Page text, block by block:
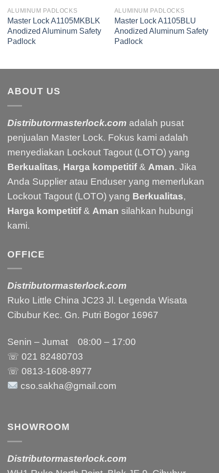
ALUMINUM PADLOCKS
Master Lock A1105MKBLK
Anodized Aluminum Safety
Padlock
ALUMINUM PADLOCKS
Master Lock A1105BLU
Anodized Aluminum Safety
Padlock
ABOUT US
Distributormasterlock.com adalah pusat
penjualan Master Lock. Fokus kami adalah
menyediakan Lockout Tagout (LOTO) yang
Berkualitas, Harga kompetitif& Aman. Jika
Anda Supplier atau Enduser yang memerlukan
Lockout Tagout (LOTO) yang Berkualitas,
Harga kompetitif& Aman silahkan hubungi
kami.
OFFICE
Distributormasterlock.com
Ruko Little China JC23 Jl. Legenda Wisata
Cibubur Kec. Gn. Putri Bogor 16967
Senin – Jumat 08:00 – 17:00
☏ 021 82480703
☏ 0813-1608-8977
cso.sakha@gmail.com
SHOWROOM
Distributormasterlock.com